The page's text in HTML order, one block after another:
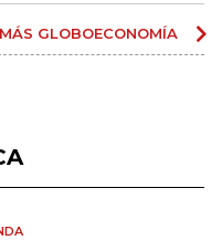
MÁS GLOBOECONOMÍA